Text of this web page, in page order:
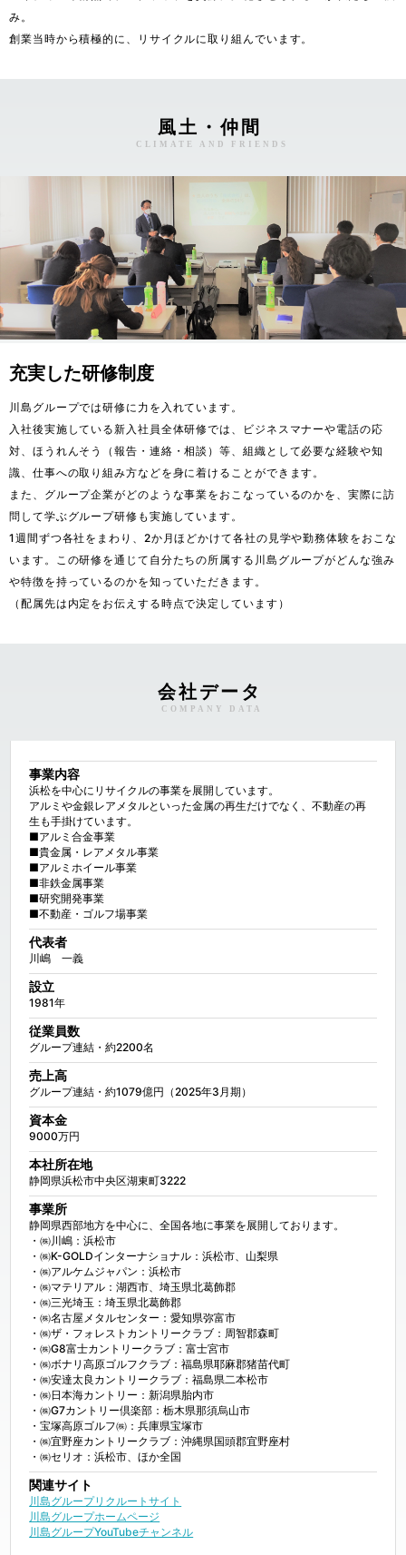
み。
創業当時から積極的に、リサイクルに取り組んでいます。
風土・仲間
CLIMATE AND FRIENDS
充実した研修制度
川島グループでは研修に力を入れています。
入社後実施している新入社員全体研修では、ビジネスマナーや電話の応
対、ほうれんそう（報告・連絡・相談）等、組織として必要な経験や知
識、仕事への取り組み方などを身に着けることができます。
また、グループ企業がどのような事業をおこなっているのかを、実際に訪
問して学ぶグループ研修も実施しています。
1週間ずつ各社をまわり、2か月ほどかけて各社の見学や勤務体験をおこな
います。この研修を通じて自分たちの所属する川島グループがどんな強み
や特徴を持っているのかを知っていただきます。
（配属先は内定をお伝えする時点で決定しています）
会社データ
COMPANY DATA
事業内容
浜松を中心にリサイクルの事業を展開しています。
アルミや金銀レアメタルといった金属の再生だけでなく、不動産の再
生も手掛けています。
■アルミ合金事業
■貴金属・レアメタル事業
■アルミホイール事業
■非鉄金属事業
■研究開発事業
■不動産・ゴルフ場事業
代表者
川嶋　一義
設立
1981年
従業員数
グループ連結・約2200名
売上高
グループ連結・約1079億円（2025年3月期）
資本金
9000万円
本社所在地
静岡県浜松市中央区湖東町3222
事業所
静岡県西部地方を中心に、全国各地に事業を展開しております。
・㈱川嶋：浜松市
・㈱K-GOLDインターナショナル：浜松市、山梨県
・㈱アルケムジャパン：浜松市
・㈱マテリアル：湖西市、埼玉県北葛飾郡
・㈱三光埼玉：埼玉県北葛飾郡
・㈱名古屋メタルセンター：愛知県弥富市
・㈱ザ・フォレストカントリークラブ：周智郡森町
・㈱G8富士カントリークラブ：富士宮市
・㈱ボナリ高原ゴルフクラブ：福島県耶麻郡猪苗代町
・㈱安達太良カントリークラブ：福島県二本松市
・㈱日本海カントリー：新潟県胎内市
・㈱G7カントリー倶楽部：栃木県那須烏山市
・宝塚高原ゴルフ㈱：兵庫県宝塚市
・㈱宜野座カントリークラブ：沖縄県国頭郡宜野座村
・㈱セリオ：浜松市、ほか全国
関連サイト
川島グループリクルートサイト
川島グループホームページ
川島グループYouTubeチャンネル